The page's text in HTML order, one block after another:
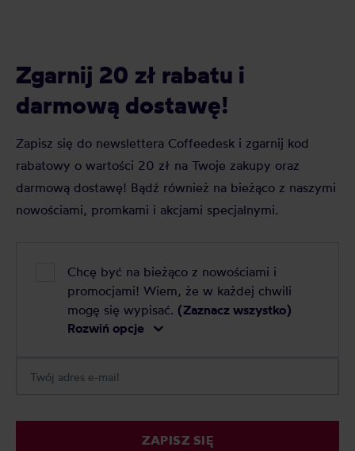
Zgarnij 20 zł rabatu i
darmową dostawę!
Zapisz się do newslettera Coffeedesk i zgarnij kod
rabatowy o wartości 20 zł na Twoje zakupy oraz
darmową dostawę! Bądź również na bieżąco z naszymi
nowościami, promkami i akcjami specjalnymi.
Chcę być na bieżąco z nowościami i
promocjami! Wiem, że w każdej chwili
mogę się wypisać. (Zaznacz wszystko)
Rozwiń opcje
ZAPISZ SIĘ